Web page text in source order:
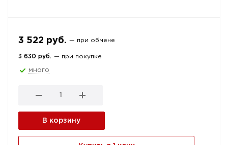
3 522 руб. — при обмене
3 630 руб. — при покупке
много
В корзину